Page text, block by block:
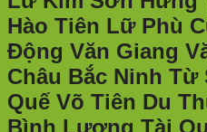
Hào Tiên Lữ Phù
Động Văn Giang
Châu Bắc Ninh Từ
Quế Võ Tiên Du